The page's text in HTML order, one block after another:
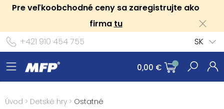
Pre veľkoobchodné ceny sa zaregistrujte ako
firma tu
+421 910 454 755
SK
0,00 €
Úvod > Detské hry > Ostatné